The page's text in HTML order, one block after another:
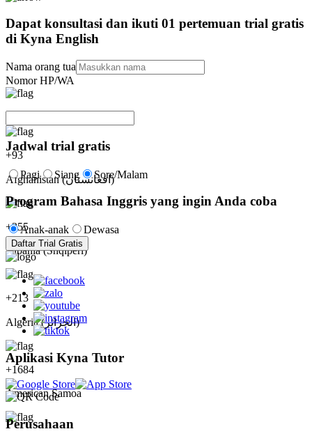
Dapat konsultasi dan ikuti 01 pertemuan trial gratis
di Kyna English
Nama orang tua
Nomor HP/WA
+93
Afghanistan (‫افغانستان‬‎)
+355
Albania (Shqipëri)
+213
Algeria (‫الجزائر‬‎)
+1684
American Samoa
Jadwal trial gratis
Pagi Siang Sore/Malam
Program Bahasa Inggris yang ingin Anda coba
Anak-anak Dewasa
Daftar Trial Gratis
Aplikasi Kyna Tutor
Perusahaan